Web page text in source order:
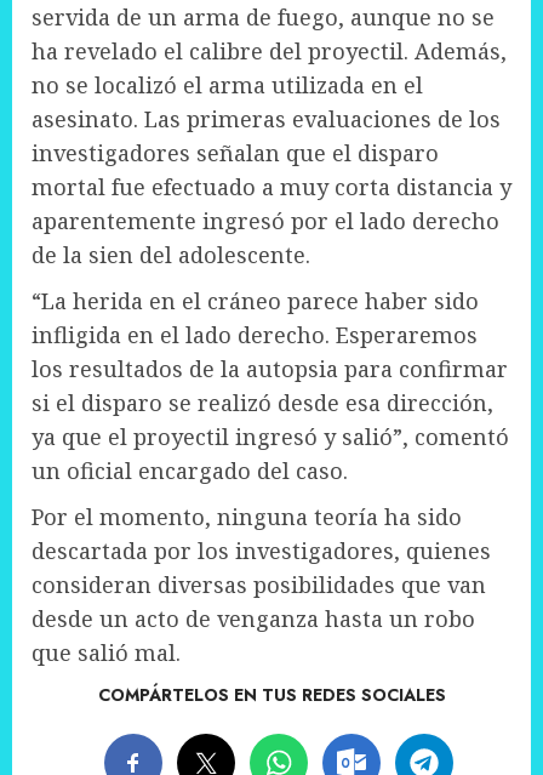
servida de un arma de fuego, aunque no se
ha revelado el calibre del proyectil. Además,
no se localizó el arma utilizada en el
asesinato. Las primeras evaluaciones de los
investigadores señalan que el disparo
mortal fue efectuado a muy corta distancia y
aparentemente ingresó por el lado derecho
de la sien del adolescente.
“La herida en el cráneo parece haber sido
infligida en el lado derecho. Esperaremos
los resultados de la autopsia para confirmar
si el disparo se realizó desde esa dirección,
ya que el proyectil ingresó y salió”, comentó
un oficial encargado del caso.
Por el momento, ninguna teoría ha sido
descartada por los investigadores, quienes
consideran diversas posibilidades que van
desde un acto de venganza hasta un robo
que salió mal.
COMPÁRTELOS EN TUS REDES SOCIALES